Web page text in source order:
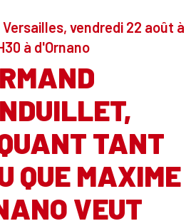
Versailles, vendredi 22 août à
à d'Ornano
TANT
QUE MAXIME
VEUT